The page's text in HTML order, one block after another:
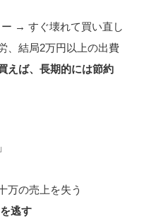
→ すぐ壊れて買い直し
、結局2万円以上の出費
えば、長期的には節約
万の売上を失う
逃す